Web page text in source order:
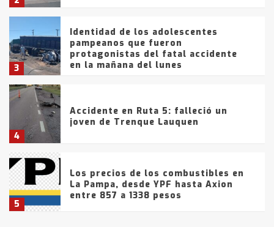
3
Identidad de los adolescentes
pampeanos que fueron
protagonistas del fatal accidente
en la mañana del lunes
4
Accidente en Ruta 5: falleció un
joven de Trenque Lauquen
5
Los precios de los combustibles en
La Pampa, desde YPF hasta Axion
entre 857 a 1338 pesos